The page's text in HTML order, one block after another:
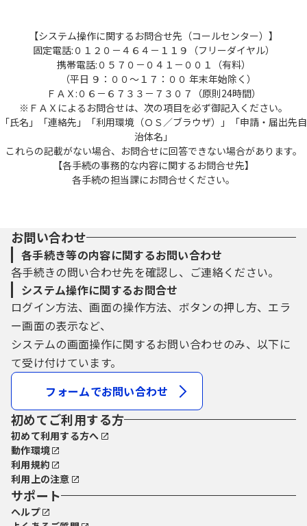
【システム操作に関するお問合せ先（コールセンター）】
固定電話:０１２０－４６４－１１９（フリーダイヤル）
携帯電話:０５７０－０４１－００１（有料）
（平日 ９：００～１７：００ 年末年始除く）
ＦＡＸ:０６－６７３３－７３０７（原則24時間）
※ＦＡＸによるお問合せは、次の項目を必ず御記入ください。
「氏名」「連絡先」「利用環境（ＯＳ／ブラウザ）」「申請・届出先自
治体名」
これらの記載がない場合、お問合せに回答できない場合があります。
【各手続の事務的な内容に関するお問合せ先】
各手続の担当課にお問合せください。
お問い合わせ
各手続き等の内容に関するお問い合わせ
各手続きの問い合わせ先を確認し、ご連絡ください。
システム操作に関するお問合せ
ログイン方法、画面の操作方法、ボタンの押し方、エラ
ー画面の表示など、
システムの画面操作に関するお問い合わせのみ、以下に
て受け付けています。
フォームでお問い合わせ
初めてご利用する方
初めて利用する方へ
動作環境
利用規約
利用上の注意
サポート
ヘルプ